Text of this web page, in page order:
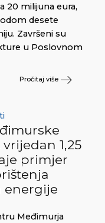
20 milijuna eura,
desete
Završeni su
u Poslovnom
Pročitaj više
1,25
primjer
energije
Međimurja